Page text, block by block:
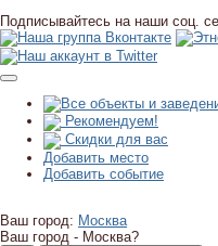
Подписывайтесь на наши соц.
Рекомендуем!
Скидки для вас
Добавить место
Добавить событие
Ваш город: Москва
Ваш город - Москва?